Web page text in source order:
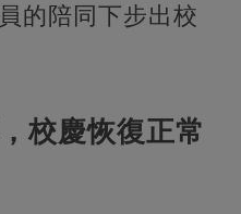
的陪同下步出校
校慶恢復正常